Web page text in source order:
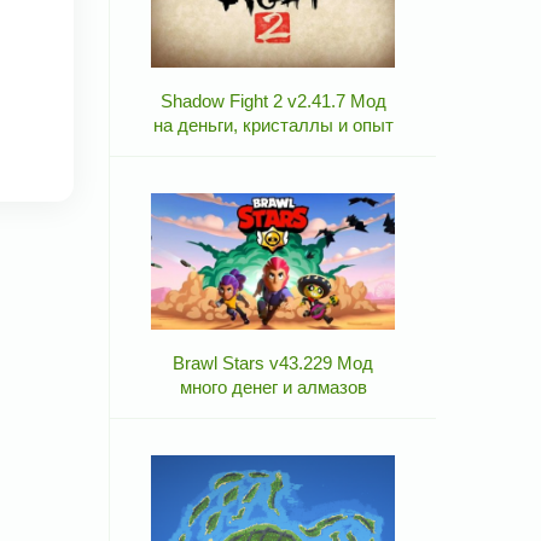
Shadow Fight 2 v2.41.7 Мод
на деньги, кристаллы и опыт
Brawl Stars v43.229 Мод
много денег и алмазов